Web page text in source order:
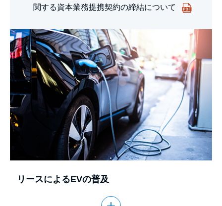
関する資本業務提携契約の締結について
リースによるEVの普及